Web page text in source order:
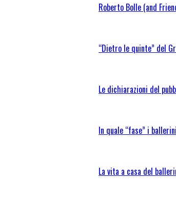
Roberto Bolle (and
“Dietro le quinte” del
Le dichiarazioni del
In quale “fase” i
La vita a casa del